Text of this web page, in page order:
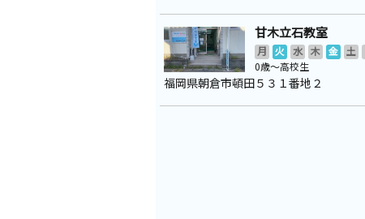
甘木立石教室
月 火 水 木 金 土
0歳～高校生
福岡県朝倉市頓田５３１番地２